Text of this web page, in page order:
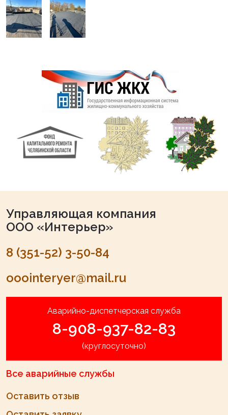
Управляющая компания
ООО «Интерьер»
8 (351-52) 3-50-84
ooointeryer@mail.ru
Аварийно-диспетчерская служба
8-908-937-82-83
(круглосуточно)
Все аварийные службы
Оставить отзыв